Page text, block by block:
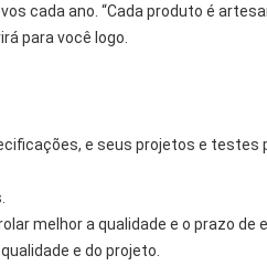
cada ano. “Cada produto é
para você logo.
e seus projetos e testes
melhor a qualidade e o prazo de
e do projeto.